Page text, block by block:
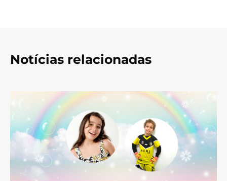
Notícias relacionadas